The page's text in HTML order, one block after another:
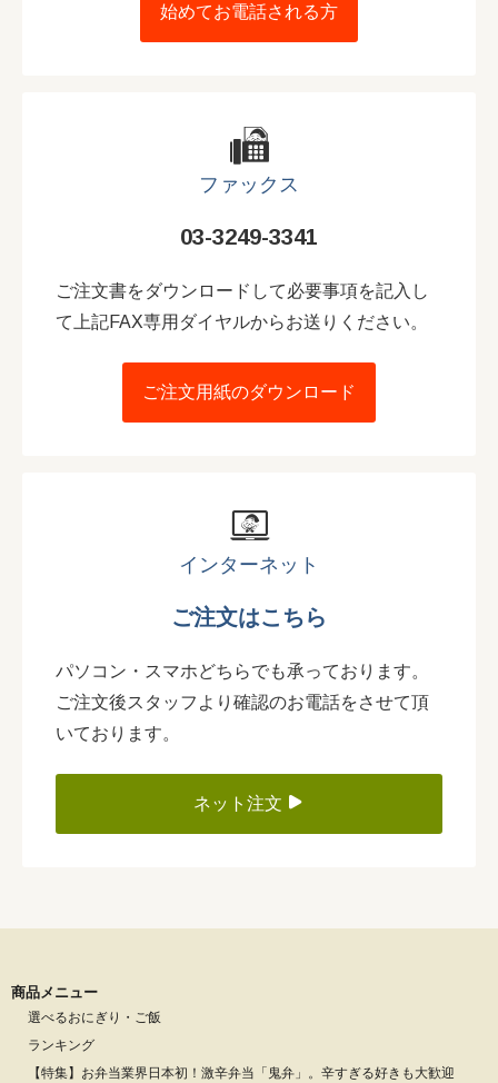
始めてお電話される方
ファックス
03-3249-3341
ご注文書をダウンロードして必要事項を記入し
て上記FAX専用ダイヤルからお送りください。
ご注文用紙のダウンロード
インターネット
ご注文はこちら
パソコン・スマホどちらでも承っております。
ご注文後スタッフより確認のお電話をさせて頂
いております。
ネット注文
商品メニュー
選べるおにぎり・ご飯
ランキング
【特集】お弁当業界日本初！激辛弁当「鬼弁」。辛すぎる好きも大歓迎